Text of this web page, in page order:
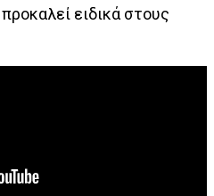
ειδικά στους